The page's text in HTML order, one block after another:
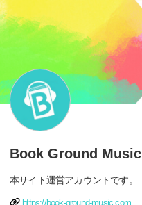
Book Ground Music
本サイト運営アカウントです。
https://book-ground-music.com